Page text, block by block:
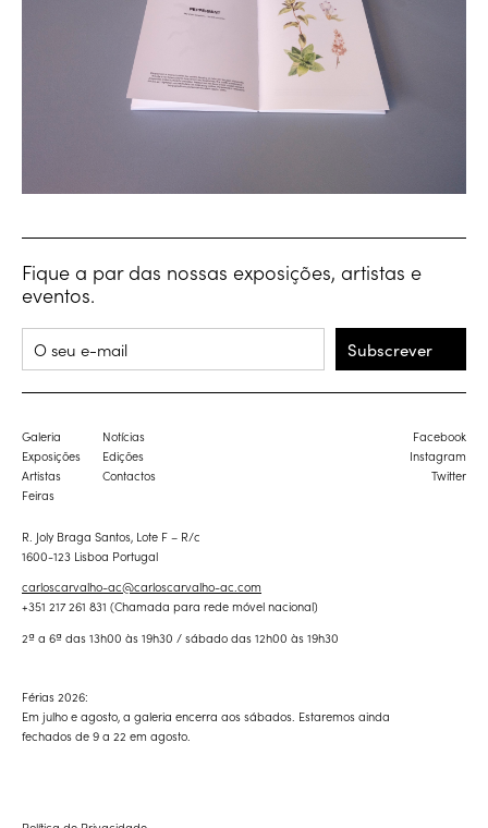
Fique a par das nossas exposições, artistas e
eventos.
Subscrever
Galeria
Exposições
Artistas
Feiras
Notícias
Edições
Contactos
Facebook
Instagram
Twitter
R. Joly Braga Santos, Lote F – R/c
1600-123 Lisboa Portugal
carloscarvalho-ac@carloscarvalho-ac.com
+351 217 261 831 (Chamada para rede móvel nacional)
2ª a 6ª das 13h00 às 19h30 / sábado das 12h00 às 19h30
Férias 2026:
Em julho e agosto, a galeria encerra aos sábados. Estaremos ainda
fechados de 9 a 22 em agosto.